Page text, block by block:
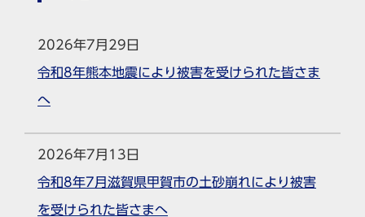
2026年7月29日
令和8年熊本地震により被害を受けられた皆さま
へ
2026年7月13日
令和8年7月滋賀県甲賀市の土砂崩れにより被害
を受けられた皆さまへ